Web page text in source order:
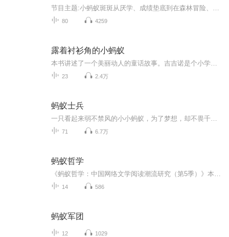
80 4259
露着衬衫角的小蚂蚁
23 2.4万
蚂蚁士兵
71 6.7万
蚂蚁哲学
14 586
蚂蚁军团
12 1029